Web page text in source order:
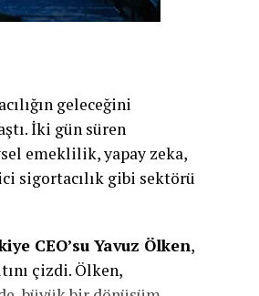
geleceğini
İki gün süren
emeklilik, yapay zeka,
sigortacılık gibi sektörü
CEO’su Yavuz Ölken,
çizdi. Ölken,